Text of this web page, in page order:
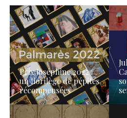
Prix Joséphine 2022 :
un florilège de pépites
récompensées